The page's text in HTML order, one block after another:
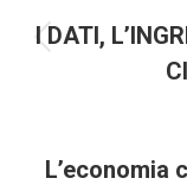
I DATI,
L’economia